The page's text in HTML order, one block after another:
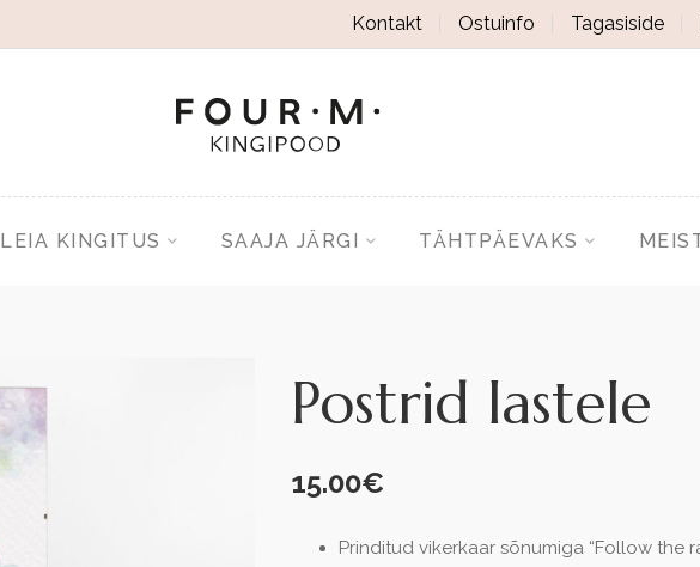
Kontakt Ostuinfo Tagasiside
LEIA KINGITUS SAAJA JÄRGI TÄHTPÄEVAKS
Postrid lastele
15.00€
Prinditud vikerkaar sõnumiga “Follow the